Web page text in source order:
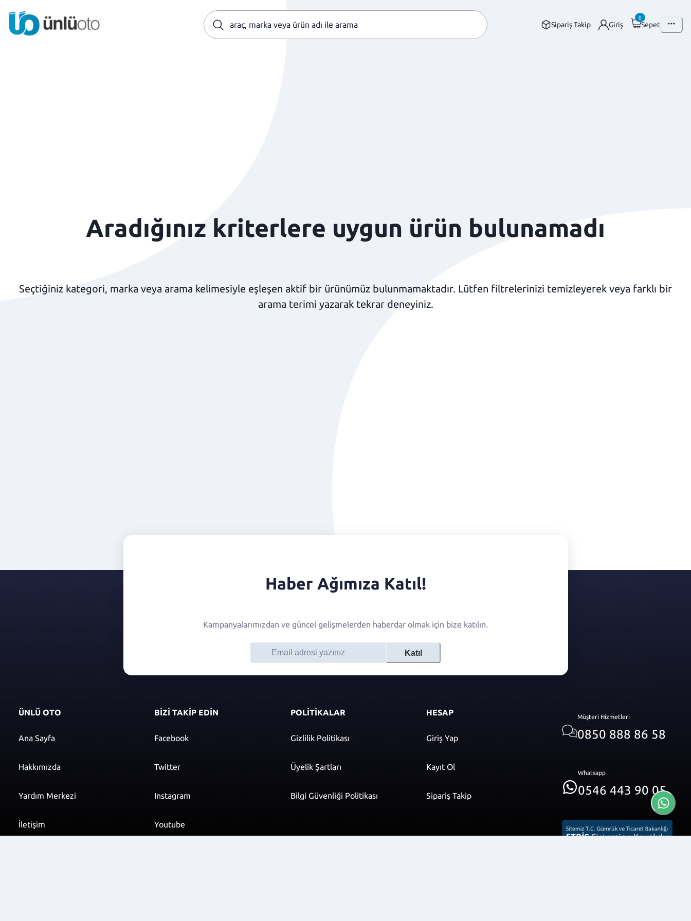
Sipariş Takip Giriş
0
Sepet
Aradığınız kriterlere uygun ürün bulunamadı
Seçtiğiniz kategori, marka veya arama kelimesiyle eşleşen aktif bir ürünümüz bulunmamaktadır. Lütfen filtrelerinizi temizleyerek veya farklı bir
arama terimi yazarak tekrar deneyiniz.
Haber Ağımıza Katıl!
Kampanyalarımızdan ve güncel gelişmelerden haberdar olmak için bize katılın.
Katıl
ÜNLÜ OTO
Ana Sayfa
Hakkımızda
Yardım Merkezi
İletişim
BİZİ TAKİP EDİN
Facebook
Twitter
Instagram
Youtube
POLİTİKALAR
Gizlilik Politikası
Üyelik Şartları
Bilgi Güvenliği Politikası
HESAP
Giriş Yap
Kayıt Ol
Sipariş Takip
Müşteri Hizmetleri
0850 888 86 58
Whatsapp
0546 443 90 05